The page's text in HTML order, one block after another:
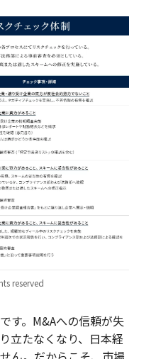
reserved
す。M&Aへの信頼が失
立たなくなり、日本経